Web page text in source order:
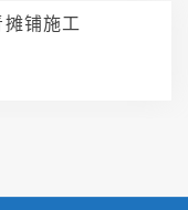
铺施工